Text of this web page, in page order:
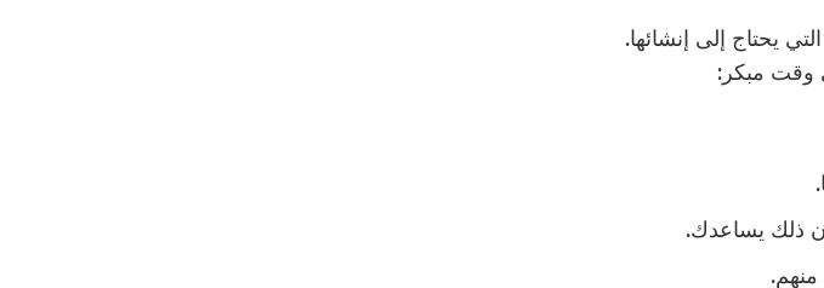
يحتاج إلى إنشائها.
وقت مبكر:
ذلك يساعدك.